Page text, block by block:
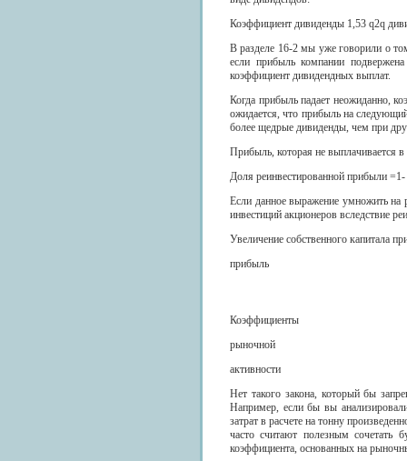
Коэффициент дивиденды 1,53 q2q
В разделе 16-2 мы уже говорили о
если прибыль компании
коэффициент дивидендных выплат.
Когда прибыль падает неожиданно,
ожидается, что прибыль на
более щедрые дивиденды, чем при
Прибыль, которая не выплачивается в
Доля реинвестированной прибыли
Если данное выражение умножить на
инвестиций акционеров вследствие
Увеличение собственного капитала
прибыль
Коэффициенты
рыночной
активности
Нет такого закона, который бы
Например, если бы вы
затрат в расчете на тонну
часто считают полезным сочетать
коэффициента, основанных на